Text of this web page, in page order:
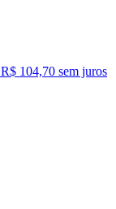
R$ 104,70 sem juros